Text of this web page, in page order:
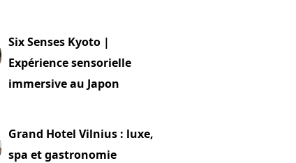
Six Senses Kyoto |
Expérience sensorielle
immersive au Japon
Grand Hotel Vilnius : luxe,
spa et gastronomie